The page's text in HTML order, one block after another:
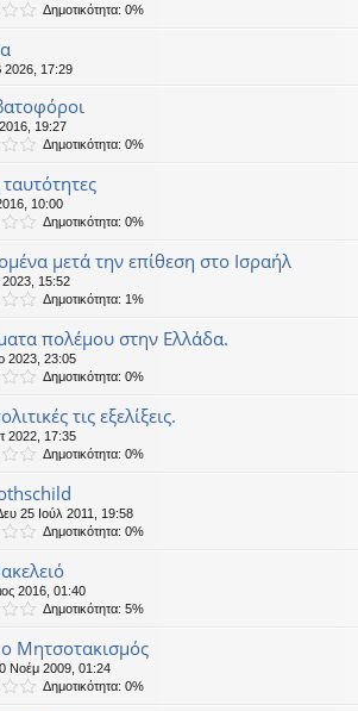
Δημοτικότητα: 0%
2026, 17:29
19:27
Δημοτικότητα: 0%
10:00
Δημοτικότητα: 0%
μετά την επίθεση στο Ισραήλ
15:52
Δημοτικότητα: 1%
πολέμου στην Ελλάδα.
2023, 23:05
Δημοτικότητα: 0%
τις εξελίξεις.
2022, 17:35
Δημοτικότητα: 0%
25 Ιούλ 2011, 19:58
Δημοτικότητα: 0%
2016, 01:40
Δημοτικότητα: 5%
Μητσοτακισμός
Νοέμ 2009, 01:24
Δημοτικότητα: 0%